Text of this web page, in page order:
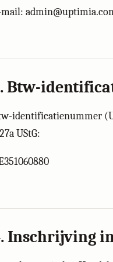
Btw-
identificatienummer
UStG:
Inschrijving